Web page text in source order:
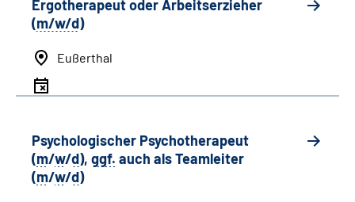
Ergotherapeut oder Arbeitserzieher
(m/w/d)
Eußerthal
Psychologischer Psychotherapeut
(m/w/d), ggf. auch alsTeamleiter
(m/w/d)